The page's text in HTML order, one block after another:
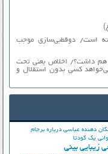
است/ دوقطبی‌سازی موجب
هم داشت؟/ اخلاص یعنی تحت
کسی بدون استقلال و
دهنده عباسی درباره برجام
یک کودتا
زیبایی بینی